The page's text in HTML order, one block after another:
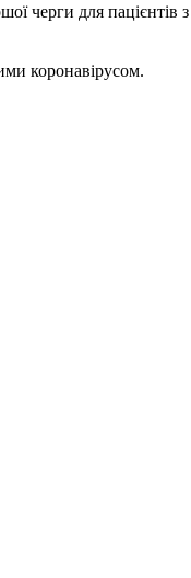
черги для пацієнтів
коронавірусом.